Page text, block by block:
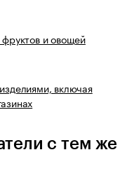
фруктов и овощей
включая
с тем же